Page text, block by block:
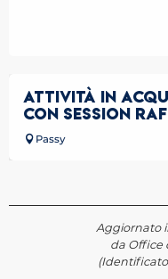
ATTIVITÀ IN
CON SESSION
Passy
Aggiornato il
da Office